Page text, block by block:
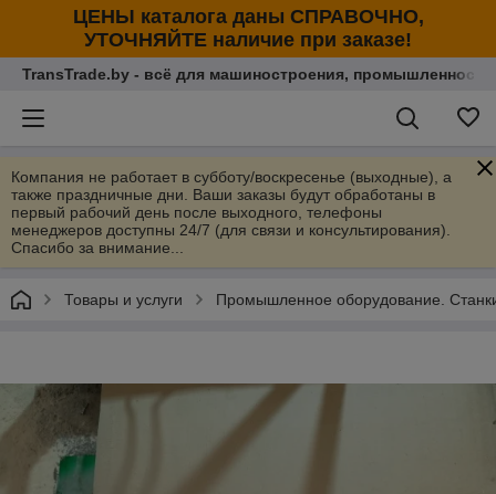
ЦЕНЫ каталога даны СПРАВОЧНО,
УТОЧНЯЙТЕ наличие при заказе!
TransTrade.by - всё для машиностроения,
Компания не работает в субботу/воскресенье (выходные), а
также праздничные дни. Ваши заказы будут обработаны в
первый рабочий день после выходного, телефоны
менеджеров доступны 24/7 (для связи и консультирования).
Спасибо за внимание...
Товары и услуги Промышленное оборудование.